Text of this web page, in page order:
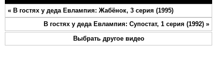
Play Mute Settings
« В гостях у деда Евлампия: Жабёнок, 3 серия (1995)
В гостях у деда Евлампия: Супостат, 1 серия (1992) »
Выбрать другое видео